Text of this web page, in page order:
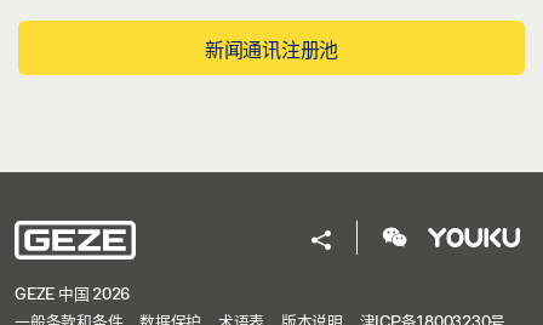
新闻通讯注册池
GEZE 中国 2026